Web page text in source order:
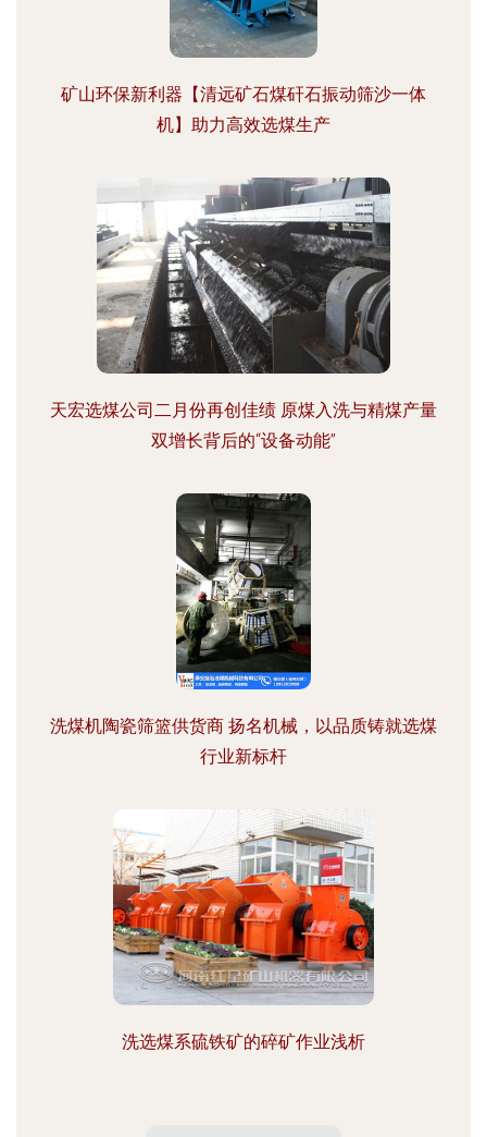
矿山环保新利器【清远矿石煤矸石振动筛沙一体
机】助力高效选煤生产
天宏选煤公司二月份再创佳绩 原煤入洗与精煤产量
双增长背后的“设备动能”
洗煤机陶瓷筛篮供货商 扬名机械，以品质铸就选煤
行业新标杆
洗选煤系硫铁矿的碎矿作业浅析